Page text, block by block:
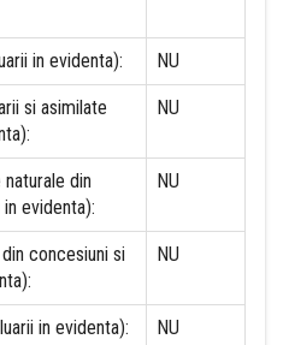
in evidenta): NU
si asimilate
NU
din
evidenta):
NU
concesiuni si
NU
in evidenta): NU